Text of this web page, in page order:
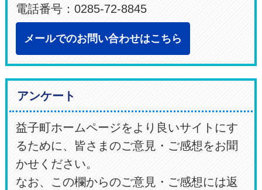
電話番号：0285-72-8845
メールでのお問い合わせはこちら
アンケート
益子町ホームページをより良いサイトにす
るために、皆さまのご意見・ご感想をお聞
かせください。
なお、この欄からのご意見・ご感想には返